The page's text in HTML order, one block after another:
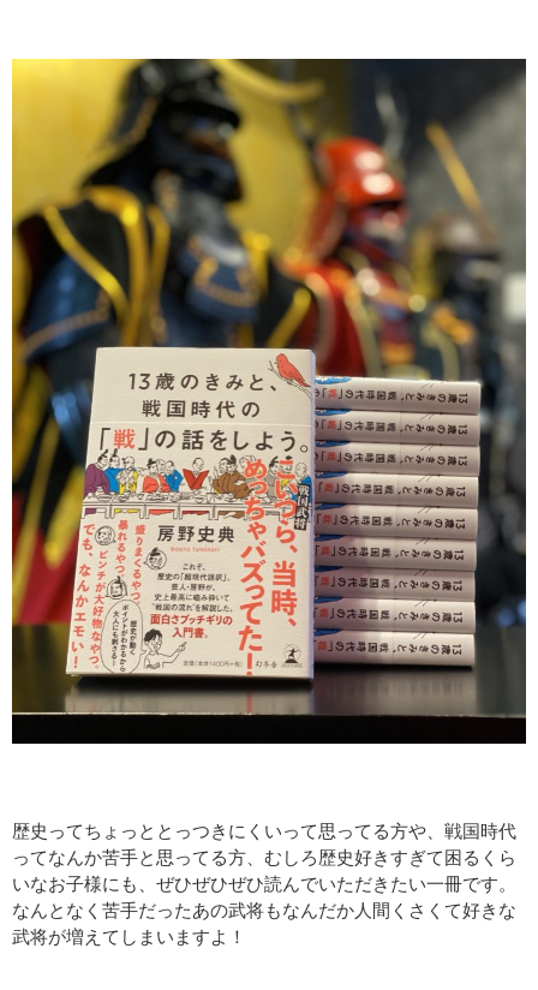
歴史ってちょっととっつきにくいって思ってる方や、戦国時代
ってなんか苦手と思ってる方、むしろ歴史好きすぎて困るくら
いなお子様にも、ぜひぜひぜひ読んでいただきたい一冊です。
なんとなく苦手だったあの武将もなんだか人間くさくて好きな
武将が増えてしまいますよ！